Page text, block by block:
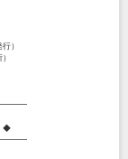
）
◆